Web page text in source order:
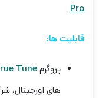
Pro
قابلیت ها:
پروگرمTune
های اورجینال،